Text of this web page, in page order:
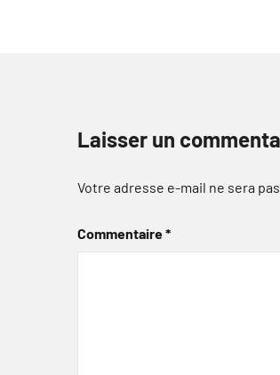
Laisser un
Votre adresse e-mail ne sera
Commentaire*